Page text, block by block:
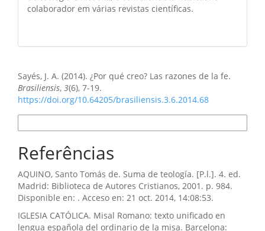
colaborador em várias revistas científicas.
Sayés, J. A. (2014). ¿Por qué creo? Las razones de la fe.
Brasiliensis, 3(6), 7-19.
https://doi.org/10.64205/brasiliensis.3.6.2014.68
Referências
AQUINO, Santo Tomás de. Suma de teología. [P.l.]. 4. ed.
Madrid: Biblioteca de Autores Cristianos, 2001. p. 984.
Disponible en: . Acceso en: 21 oct. 2014, 14:08:53.
IGLESIA CATÓLICA. Misal Romano: texto unificado en
lengua española del ordinario de la misa. Barcelona: